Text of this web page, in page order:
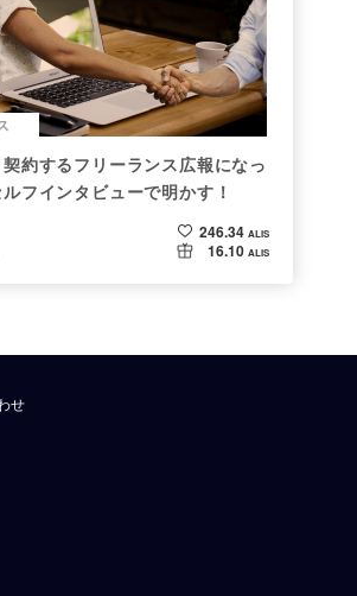
約するフリーランス広報になっ
フインタビューで明かす！
246.34 ALIS
16.10 ALIS
せ